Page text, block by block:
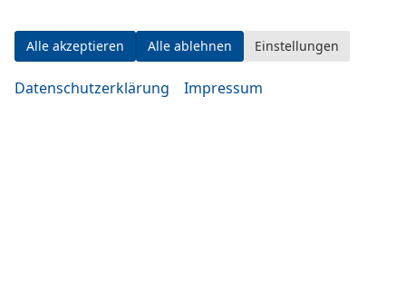
Alle akzeptieren Alle ablehnen Einstellungen
Datenschutzerklärung Impressum